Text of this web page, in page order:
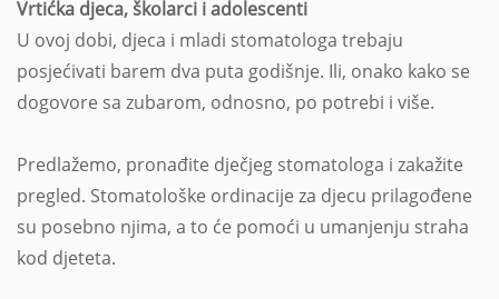
Vrtićka djeca, školarci i adolescenti
U ovoj dobi, djeca i mladi stomatologa trebaju
posjećivati barem dva puta godišnje. Ili, onako kako se
dogovore sa zubarom, odnosno, po potrebi i više.
Predlažemo, pronađite dječjeg stomatologa i zakažite
pregled. Stomatološke ordinacije za djecu prilagođene
su posebno njima, a to će pomoći u umanjenju straha
kod djeteta.